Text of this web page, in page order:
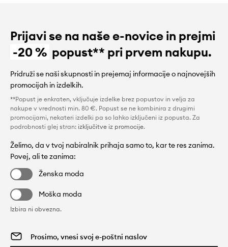
Prijavi se na naše e-novice in prejmi
-20 % popust** pri prvem nakupu.
Pridruži se naši skupnosti in prejemaj informacije o najnovejših
promocijah in izdelkih.
**Popust je enkraten, vključuje izdelke brez popustov in velja za
nakupe v vrednosti min. 80 €. Popust se ne kombinira z drugimi
promocijami, nekateri izdelki pa so lahko izključeni iz popusta. Za
podrobnosti glej stran: izključitve iz promocije.
Želimo, da v tvoj nabiralnik prihaja samo to, kar te res zanima.
Povej, ali te zanima:
Ženska moda
Moška moda
Izbira ni obvezna.